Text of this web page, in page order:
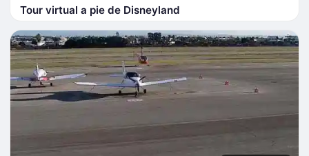
Tour virtual a pie de Disneyland